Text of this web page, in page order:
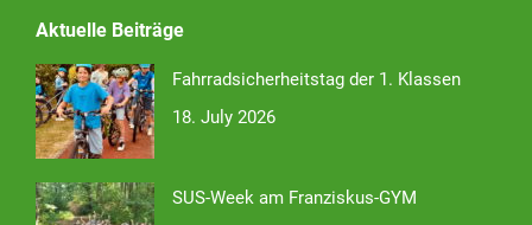
Aktuelle Beiträge
Fahrradsicherheitstag der 1. Klassen
18. July 2026
SUS-Week am Franziskus-GYM